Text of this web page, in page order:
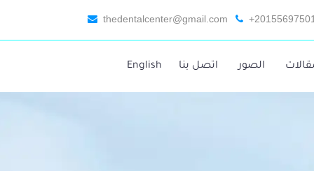
thedentalcenter@gmail.com
الصور اتصل بنا English